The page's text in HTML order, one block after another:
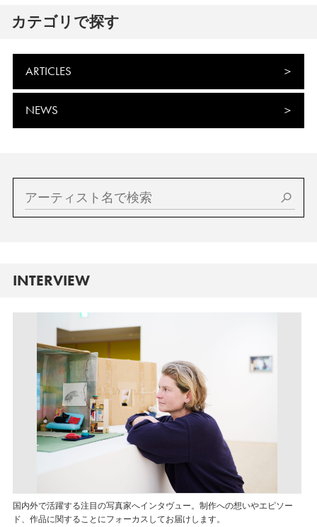
カテゴリで探す
ARTICLES
NEWS
INTERVIEW
国内外で活躍する注目の写真家へインタヴュー。制作への想いやエピソー
ド、作品に関することにフォーカスしてお届けします。